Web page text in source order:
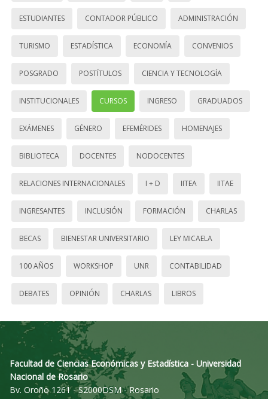
ESTUDIANTES CONTADOR PÚBLICO ADMINISTRACIÓN
TURISMO ESTADÍSTICA ECONOMÍA CONVENIOS
POSGRADO POSTÍTULOS CIENCIA Y TECNOLOGÍA
INSTITUCIONALES CURSOS INGRESO GRADUADOS
EXÁMENES GÉNERO EFEMÉRIDES HOMENAJES
BIBLIOTECA DOCENTES NODOCENTES
RELACIONES INTERNACIONALES I + D IITEA IITAE
INGRESANTES INCLUSIÓN FORMACIÓN CHARLAS
BECAS BIENESTAR UNIVERSITARIO LEY MICAELA
100 AÑOS WORKSHOP UNR CONTABILIDAD
DEBATES OPINIÓN CHARLAS LIBROS
Facultad de Ciencias Económicas y Estadística - Universidad
Nacional de Rosario
Bv. Oroño 1261 - S2000DSM - Rosario